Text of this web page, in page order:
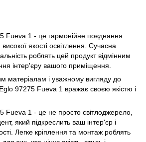
Fueva 1 - це гармонійне поєднання
якості освітлення. Сучасна
роблять цей продукт відмінним
інтер'єру вашого приміщення.
матеріалам і уважному вигляду до
97275 Fueva 1 вражає своєю якістю і
Fueva 1 - це не просто світлоджерело,
який підкреслить ваш інтер'єр і
Легке кріплення та монтаж роблять